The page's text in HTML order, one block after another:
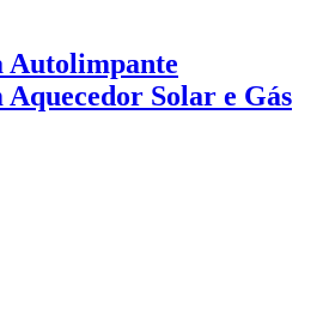
Autolimpante
Solar e Gás